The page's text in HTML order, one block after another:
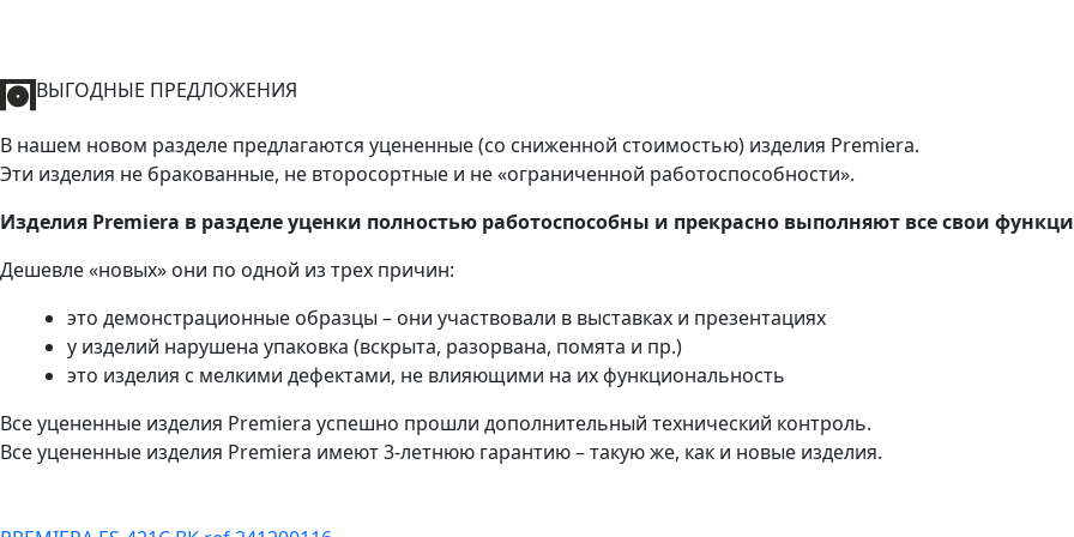
ВЫГОДНЫЕ ПРЕДЛОЖЕНИЯ
В нашем новом разделе предлагаются уцененные (со сниженной стоимостью) изделия Premiera.
Эти изделия не бракованные, не второсортные и не «ограниченной работоспособности».
Изделия Premiera в разделе уценки полностью работоспособны и прекрасно выполняют все свои
Дешевле «новых» они по одной из трех причин:
это демонстрационные образцы – они участвовали в выставках и презентациях
у изделий нарушена упаковка (вскрыта, разорвана, помята и пр.)
это изделия с мелкими дефектами, не влияющими на их функциональность
Все уцененные изделия Premiera успешно прошли дополнительный технический контроль.
Все уцененные изделия Premiera имеют 3-летнюю гарантию – такую же, как и новые изделия.